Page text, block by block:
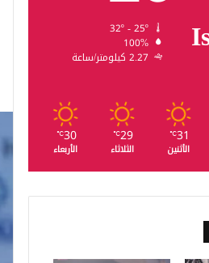
100%
2.27 كيلومتر/ساعة
31
℃
الأثنين
29
℃
الثلاثاء
30
℃
الأربعاء